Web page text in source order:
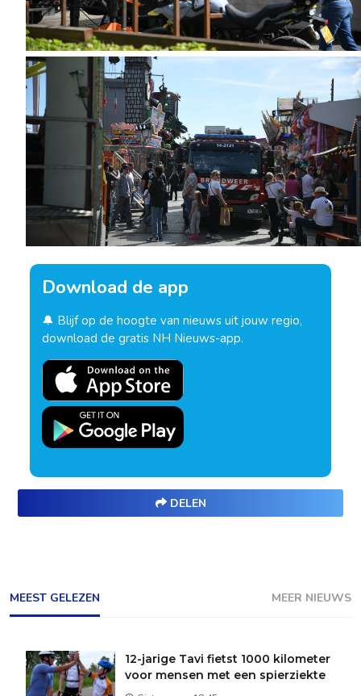
Download de app
🔔 Blijf op de hoogte van nieuws uit jouw regio,
download de gratis NH Nieuws-app.
DELEN
MEEST GELEZEN MEER NIEUWS
12-jarige Tavi fietst 1000 kilometer
voor mensen met een spierziekte